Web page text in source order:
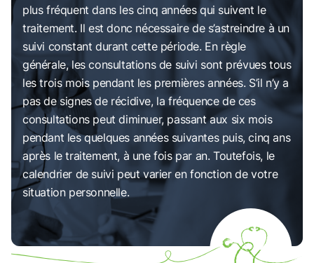
plus fréquent dans les cinq années qui suivent le
traitement. Il est donc nécessaire de s’astreindre à un
suivi constant durant cette période. En règle
générale, les consultations de suivi sont prévues tous
les trois mois pendant les premières années. S’il n’y a
pas de signes de récidive, la fréquence de ces
consultations peut diminuer, passant aux six mois
pendant les quelques années suivantes puis, cinq ans
après le traitement, à une fois par an. Toutefois, le
calendrier de suivi peut varier en fonction de votre
situation personnelle.